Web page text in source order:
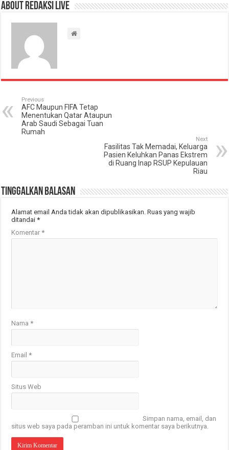
About Redaksi Live
Previous
AFC Maupun FIFA Tetap
Menentukan Qatar Ataupun
Arab Saudi Sebagai Tuan
Rumah
Next
Fasilitas Tak Memadai, Keluarga
Pasien Keluhkan Panas Ekstrem
di Ruang Inap RSUP Kepulauan
Riau
Tinggalkan Balasan
Alamat email Anda tidak akan dipublikasikan. Ruas yang wajib
ditandai*
Komentar*
Nama*
Email*
Situs Web
Simpan nama, email, dan
situs web saya pada peramban ini untuk komentar saya berikutnya.